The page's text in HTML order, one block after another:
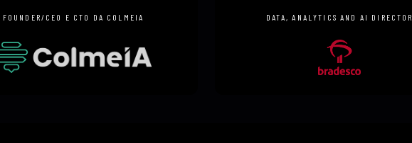
FOUNDER/CEO E CTO DA COLMEIA DATA, ANALYTICS AND AI DIRECTOR